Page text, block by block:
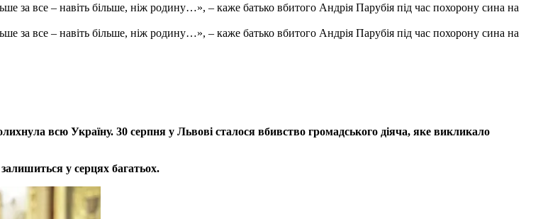
за все – навіть більше, ніж родину…», – каже батько вбитого Андрія Парубія під час похорону сина на
за все – навіть більше, ніж родину…», – каже батько вбитого Андрія Парубія під час похорону сина на
всю Україну. 30 серпня у Львові сталося вбивство громадського діяча, яке викликало
у серцях багатьох.